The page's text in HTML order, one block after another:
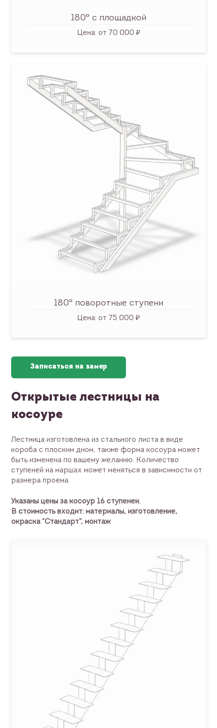
180° с площадкой
Цена: от 70 000 ₽
180° поворотные ступени
Цена: от 75 000 ₽
Записаться на замер
Открытые лестницы на
косоуре
Лестница изготовлена из стального листа в виде
короба с плоским дном, также форма косоура может
быть изменена по вашему желанию. Количество
ступеней на маршах может меняться в зависимости от
размера проема.
Указаны цены за косоур 16 ступеней.
В стоимость входит: материалы, изготовление,
окраска “Стандарт”, монтаж